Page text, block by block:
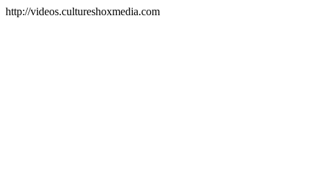
http://videos.cultureshoxmedia.com